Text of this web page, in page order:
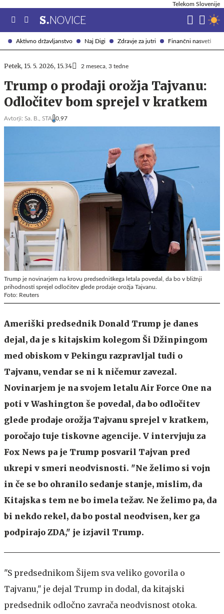
Aktivno državljanstvo Naj Digi Zdravje za jutri Finančni nasveti
Telekom Slovenije
Petek, 15. 5. 2026, 15.34 2 meseca, 3 tedne
Trump o prodaji orožja Tajvanu:
Odločitev bom sprejel v kratkem
Avtorji: Sa. B., STA 0,97
Trump je novinarjem na krovu predsedniškega letala povedal, da bo v bližnji
prihodnosti sprejel odločitev glede prodaje orožja Tajvanu.
Foto: Reuters
Ameriški predsednik Donald Trump je danes
dejal, da je s kitajskim kolegom Ši Džinpingom
med obiskom v Pekingu razpravljal tudi o
Tajvanu, vendar se ni k ničemur zavezal.
Novinarjem je na svojem letalu Air Force One na
poti v Washington še povedal, da bo odločitev
glede prodaje orožja Tajvanu sprejel v kratkem,
poročajo tuje tiskovne agencije. V intervjuju za
Fox News pa je Trump posvaril Tajvan pred
ukrepi v smeri neodvisnosti. "Ne želimo si vojn
in če se bo ohranilo sedanje stanje, mislim, da
Kitajska s tem ne bo imela težav. Ne želimo pa, da
bi nekdo rekel, da bo postal neodvisen, ker ga
podpirajo ZDA," je izjavil Trump.
"S predsednikom Šijem sva veliko govorila o
Tajvanu," je dejal Trump in dodal, da kitajski
predsednik odločno zavrača neodvisnost otoka.